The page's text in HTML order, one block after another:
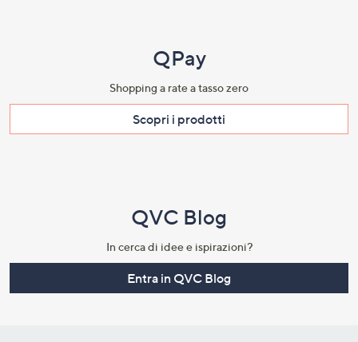
QPay
Shopping a rate a tasso zero​
Scopri i prodotti​
QVC Blog
In cerca di idee e ispirazioni?
Entra in QVC Blog